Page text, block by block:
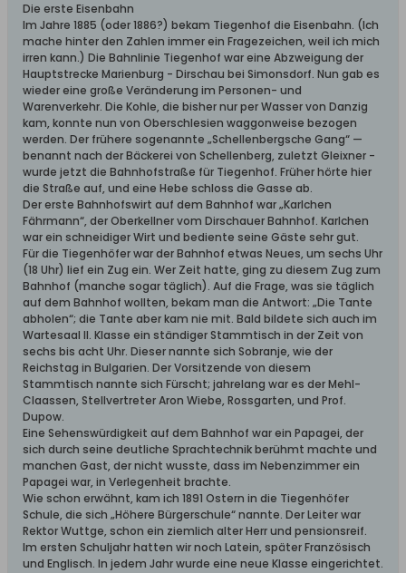
Die erste Eisenbahn
Im Jahre 1885 (oder 1886?) bekam Tiegenhof die Eisenbahn. (Ich
mache hinter den Zahlen immer ein Fragezeichen, weil ich mich
irren kann.) Die Bahnlinie Tiegenhof war eine Abzweigung der
Hauptstrecke Marienburg - Dirschau bei Simonsdorf. Nun gab es
wieder eine große Veränderung im Personen- und
Warenverkehr. Die Kohle, die bisher nur per Wasser von Danzig
kam, konnte nun von Oberschlesien waggonweise bezogen
werden. Der frühere sogenannte „Schellenbergsche Gang“ —
benannt nach der Bäckerei von Schellenberg, zuletzt Gleixner -
wurde jetzt die Bahnhofstraße für Tiegenhof. Früher hörte hier
die Straße auf, und eine Hebe schloss die Gasse ab.
Der erste Bahnhofswirt auf dem Bahnhof war „Karlchen
Fährmann“, der Oberkellner vom Dirschauer Bahnhof. Karlchen
war ein schneidiger Wirt und bediente seine Gäste sehr gut.
Für die Tiegenhöfer war der Bahnhof etwas Neues, um sechs Uhr
(18 Uhr) lief ein Zug ein. Wer Zeit hatte, ging zu diesem Zug zum
Bahnhof (manche sogar täglich). Auf die Frage, was sie täglich
auf dem Bahnhof wollten, bekam man die Antwort: „Die Tante
abholen“; die Tante aber kam nie mit. Bald bildete sich auch im
Wartesaal II. Klasse ein ständiger Stammtisch in der Zeit von
sechs bis acht Uhr. Dieser nannte sich Sobranje, wie der
Reichstag in Bulgarien. Der Vorsitzende von diesem
Stammtisch nannte sich Fürscht; jahrelang war es der Mehl-
Claassen, Stellvertreter Aron Wiebe, Rossgarten, und Prof.
Dupow.
Eine Sehenswürdigkeit auf dem Bahnhof war ein Papagei, der
sich durch seine deutliche Sprachtechnik berühmt machte und
manchen Gast, der nicht wusste, dass im Nebenzimmer ein
Papagei war, in Verlegenheit brachte.
Wie schon erwähnt, kam ich 1891 Ostern in die Tiegenhöfer
Schule, die sich „Höhere Bürgerschule“ nannte. Der Leiter war
Rektor Wuttge, schon ein ziemlich alter Herr und pensionsreif.
Im ersten Schuljahr hatten wir noch Latein, später Französisch
und Englisch. In jedem Jahr wurde eine neue Klasse eingerichtet.